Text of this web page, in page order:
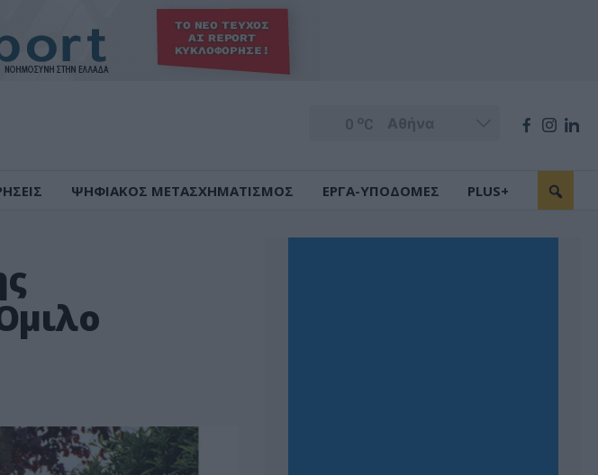
0 oC
ΨΗΦΙΑΚΟΣ ΜΕΤΑΣΧΗΜΑΤΙΣΜΟΣ ΕΡΓΑ-ΥΠΟΔΟΜΕΣ PLUS+